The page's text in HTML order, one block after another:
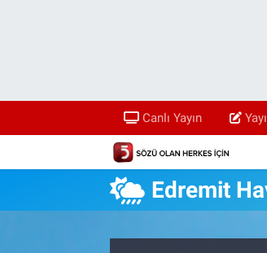
Canlı Yayın
Edremit
Yayın Akışı
TV 5 Ekranı ve Arşiv